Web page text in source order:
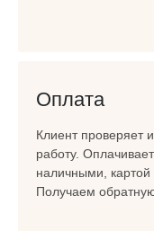
Оплата
Клиент проверяет
работу.
наличными, картой
Получаем